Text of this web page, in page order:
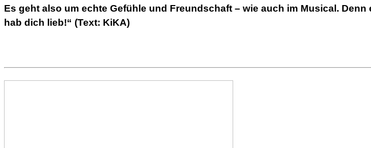
Es geht also um echte Gefühle und Freundschaft – wie auch im Musical.
hab dich lieb!“ (Text: KiKA)